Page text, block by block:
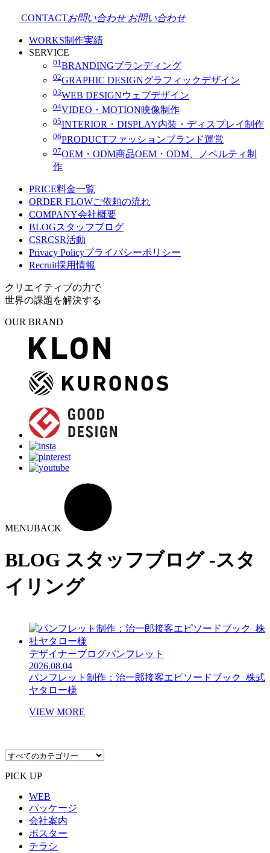
CONTACTお問い合わせ お問い合わせ
WORKS制作実績
SERVICE
01 BRANDINGブランディング
02GRAPHIC DESIGNグラフィックデザイン
03WEB DESIGNウェブデザイン
04VIDEO・MOTION映像制作
05INTERIOR・DISPLAY内装・ディスプレイ制作
06PRODUCTファッションブランド運営
07OEM・ODM商品OEM・ODM、ノベルティ制
作
PRICE料金一覧
ORDER FLOWご依頼の流れ
COMPANY会社概要
BLOGスタッフブログ
CSRCSR活動
Privacy Policyプライバシーポリシー
Recruit採用情報
クリエイティブの力で
世界の課題を解決する
OUR BRAND
MENUBACK
BLOG スタッフブログ -スタ
イリング
デザイナーブログパンフレット
2026.08.04
パンフレット制作：治一郎接客エピソードブック_株式
ヤタロー様
VIEW MORE
PICK UP
WEB
パッケージ
会社案内
ポスター
チラシ